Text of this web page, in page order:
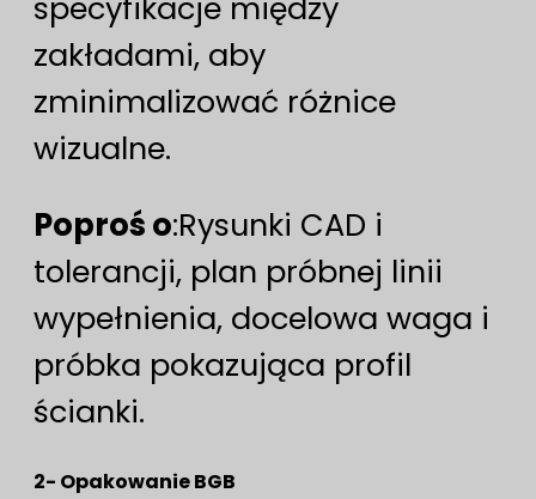
zakładami, aby
zminimalizować różnice
wizualne.
Poproś o:Rysunki CAD i
tolerancji, plan próbnej linii
wypełnienia, docelowa waga i
próbka pokazująca profil
ścianki.
2- Opakowanie BGB